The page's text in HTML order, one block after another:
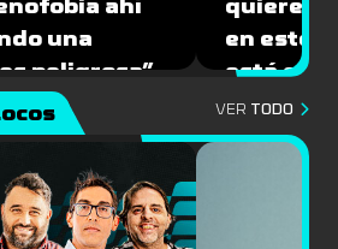
ahí
una
peligrosa”
quiere
en este
está
VER TODO